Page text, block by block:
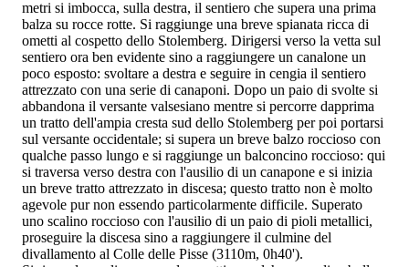
metri si imbocca, sulla destra, il sentiero che supera una prima
balza su rocce rotte. Si raggiunge una breve spianata ricca di
ometti al cospetto dello Stolemberg. Dirigersi verso la vetta sul
sentiero ora ben evidente sino a raggiungere un canalone un
poco esposto: svoltare a destra e seguire in cengia il sentiero
attrezzato con una serie di canaponi. Dopo un paio di svolte si
abbandona il versante valsesiano mentre si percorre dapprima
un tratto dell'ampia cresta sud dello Stolemberg per poi portarsi
sul versante occidentale; si supera un breve balzo roccioso con
qualche passo lungo e si raggiunge un balconcino roccioso: qui
si traversa verso destra con l'ausilio di un canapone e si inizia
un breve tratto attrezzato in discesa; questo tratto non è molto
agevole pur non essendo particolarmente difficile. Superato
uno scalino roccioso con l'ausilio di un paio di pioli metallici,
proseguire la discesa sino a raggiungere il culmine del
divallamento al Colle delle Pisse (3110m, 0h40').